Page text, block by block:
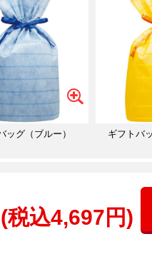
ッグ（ブルー） ギフトバ
(税込4,697円)